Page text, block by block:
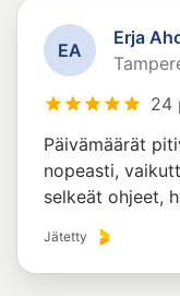
EA
Erja
24
Päivämäärät
nopeasti,
selkeät ohjeet,
Jätetty